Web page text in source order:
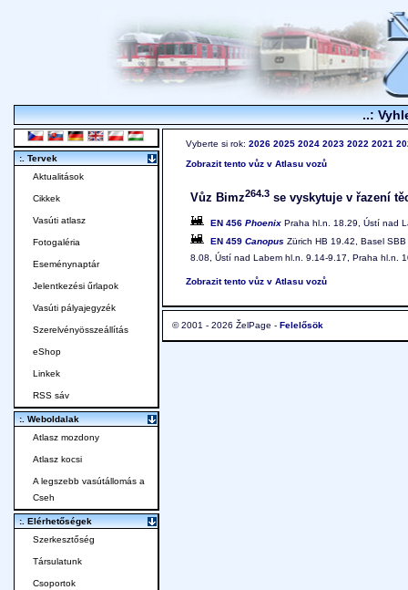
..:
Vyberte si rok: 2026 2025 2024 2023 2022 2021
Zobrazit tento vůz v Atlasu vozů
Vůz Bimz264.3 se vyskytuje v řazení
EN 456 Phoenix Praha hl.n. 18.29, Ústí nad
EN 459 Canopus Zürich HB 19.42, Basel
8.08, Ústí nad Labem hl.n. 9.14-9.17, Praha hl.n.
Zobrazit tento vůz v Atlasu vozů
© 2001 - 2026 ŽelPage - Felelősök
:. Tervek
Aktualitások
Cikkek
Vasúti atlasz
Fotogaléria
Eseménynaptár
Jelentkezési űrlapok
Vasúti pályajegyzék
Szerelvényösszeállítás
eShop
Linkek
RSS sáv
:. Weboldalak
Atlasz mozdony
Atlasz kocsi
A legszebb vasútállomás a
Cseh
:. Elérhetőségek
Szerkesztőség
Társulatunk
Csoportok